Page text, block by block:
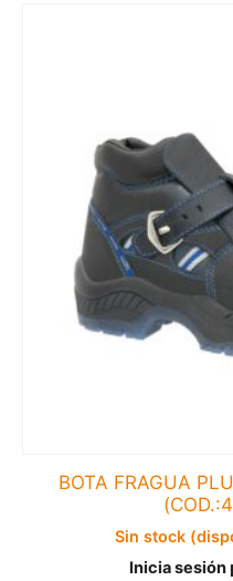
BOTA FRAGUA
Sin stock
Inicia sesión